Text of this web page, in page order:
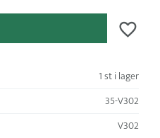
Lägg till
1 st i lager
35-V302
V302